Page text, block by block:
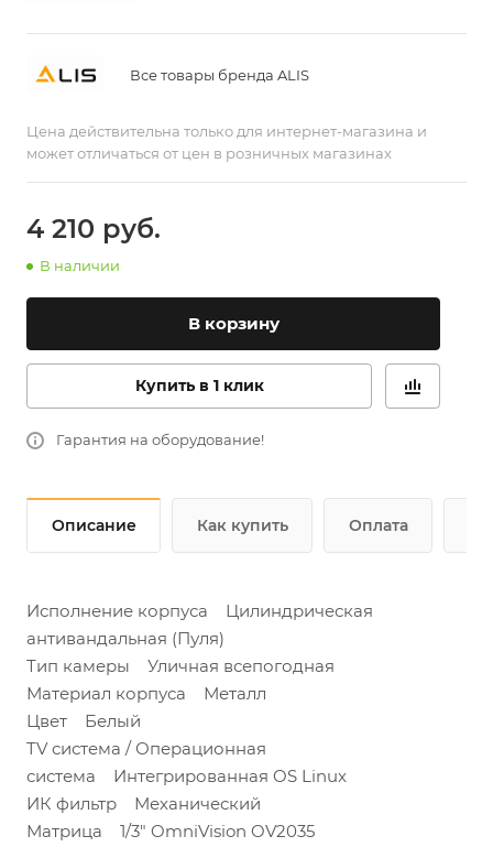
Все товары бренда ALIS
Цена действительна только для интернет-магазина и
может отличаться от цен в розничных магазинах
4 210 руб.
В наличии
В корзину
Купить в 1 клик
Гарантия на оборудование!
Описание Как купить Оплата
Исполнение корпуса Цилиндрическая
антивандальная (Пуля)
Тип камеры Уличная всепогодная
Материал корпуса Металл
Цвет Белый
TV система / Операционная
система Интегрированная OS Linux
ИК фильтр Механический
Матрица 1/3" OmniVision OV2035